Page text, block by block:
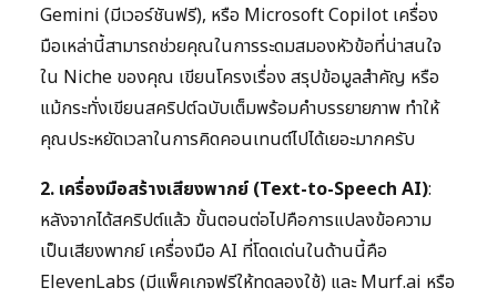
Gemini (มีเวอร์ชันฟรี), หรือ Microsoft Copilot เครื่อง
มือเหล่านี้สามารถช่วยคุณในการระดมสมองหัวข้อที่น่าสนใจ
ใน Niche ของคุณ เขียนโครงเรื่อง สรุปข้อมูลสำคัญ หรือ
แม้กระทั่งเขียนสคริปต์ฉบับเต็มพร้อมคำบรรยายภาพ ทำให้
คุณประหยัดเวลาในการคิดคอนเทนต์ไปได้เยอะมากครับ
2. เครื่องมือสร้างเสียงพากย์ (Text-to-Speech AI):
หลังจากได้สคริปต์แล้ว ขั้นตอนต่อไปคือการแปลงข้อความ
เป็นเสียงพากย์ เครื่องมือ AI ที่โดดเด่นในด้านนี้คือ
ElevenLabs (มีแพ็คเกจฟรีให้ทดลองใช้) และ Murf.ai หรือ